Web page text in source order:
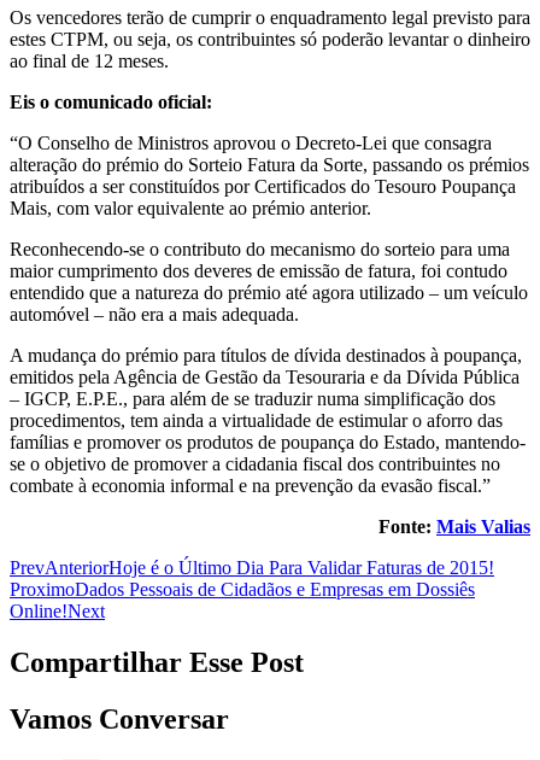
Os vencedores terão de cumprir o enquadramento legal previsto para
estes CTPM, ou seja, os contribuintes só poderão levantar o dinheiro
ao final de 12 meses.
Eis o comunicado oficial:
“O Conselho de Ministros aprovou o Decreto-Lei que consagra
alteração do prémio do Sorteio Fatura da Sorte, passando os prémios
atribuídos a ser constituídos por Certificados do Tesouro Poupança
Mais, com valor equivalente ao prémio anterior.
Reconhecendo-se o contributo do mecanismo do sorteio para uma
maior cumprimento dos deveres de emissão de fatura, foi contudo
entendido que a natureza do prémio até agora utilizado – um veículo
automóvel – não era a mais adequada.
A mudança do prémio para títulos de dívida destinados à poupança,
emitidos pela Agência de Gestão da Tesouraria e da Dívida Pública
– IGCP, E.P.E., para além de se traduzir numa simplificação dos
procedimentos, tem ainda a virtualidade de estimular o aforro das
famílias e promover os produtos de poupança do Estado, mantendo-
se o objetivo de promover a cidadania fiscal dos contribuintes no
combate à economia informal e na prevenção da evasão fiscal.”
Fonte: Mais Valias
PrevAnteriorHoje é o Último Dia Para Validar Faturas de 2015!
ProximoDados Pessoais de Cidadãos e Empresas em Dossiês
Online!Next
Compartilhar Esse Post
Vamos Conversar